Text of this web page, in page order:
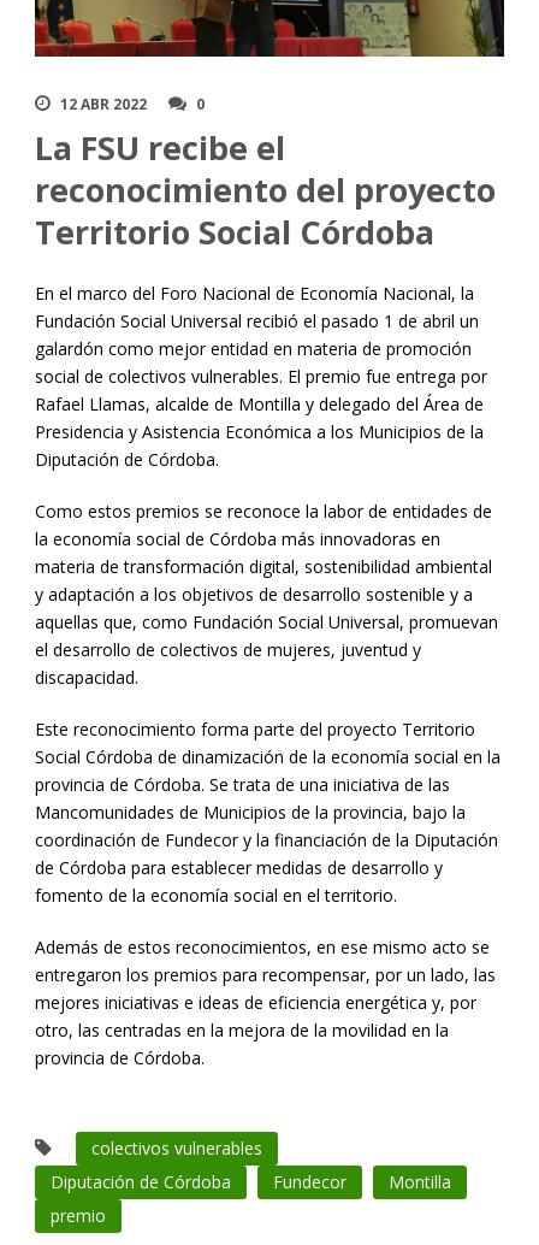
12 ABR 2022 0
La FSU recibe el
reconocimiento del proyecto
Territorio Social Córdoba
En el marco del Foro Nacional de Economía Nacional, la
Fundación Social Universal recibió el pasado 1 de abril un
galardón como mejor entidad en materia de promoción
social de colectivos vulnerables. El premio fue entrega por
Rafael Llamas, alcalde de Montilla y delegado del Área de
Presidencia y Asistencia Económica a los Municipios de la
Diputación de Córdoba.
Como estos premios se reconoce la labor de entidades de
la economía social de Córdoba más innovadoras en
materia de transformación digital, sostenibilidad ambiental
y adaptación a los objetivos de desarrollo sostenible y a
aquellas que, como Fundación Social Universal, promuevan
el desarrollo de colectivos de mujeres, juventud y
discapacidad.
Este reconocimiento forma parte del proyecto Territorio
Social Córdoba de dinamización de la economía social en la
provincia de Córdoba. Se trata de una iniciativa de las
Mancomunidades de Municipios de la provincia, bajo la
coordinación de Fundecor y la financiación de la Diputación
de Córdoba para establecer medidas de desarrollo y
fomento de la economía social en el territorio.
Además de estos reconocimientos, en ese mismo acto se
entregaron los premios para recompensar, por un lado, las
mejores iniciativas e ideas de eficiencia energética y, por
otro, las centradas en la mejora de la movilidad en la
provincia de Córdoba.
colectivos vulnerables
Diputación de Córdoba
Fundecor
Montilla
premio